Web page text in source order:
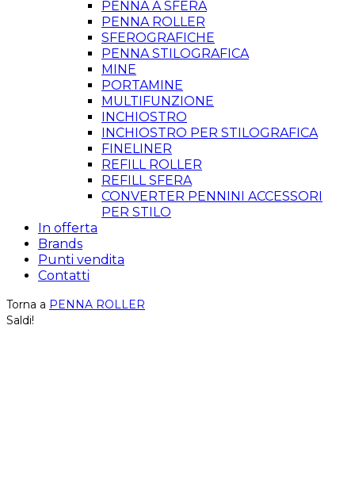
PENNA A SFERA
PENNA ROLLER
SFEROGRAFICHE
PENNA STILOGRAFICA
MINE
PORTAMINE
MULTIFUNZIONE
INCHIOSTRO
INCHIOSTRO PER STILOGRAFICA
FINELINER
REFILL ROLLER
REFILL SFERA
CONVERTER PENNINI ACCESSORI
PER STILO
In offerta
Brands
Punti vendita
Contatti
Torna a PENNA ROLLER
Saldi!